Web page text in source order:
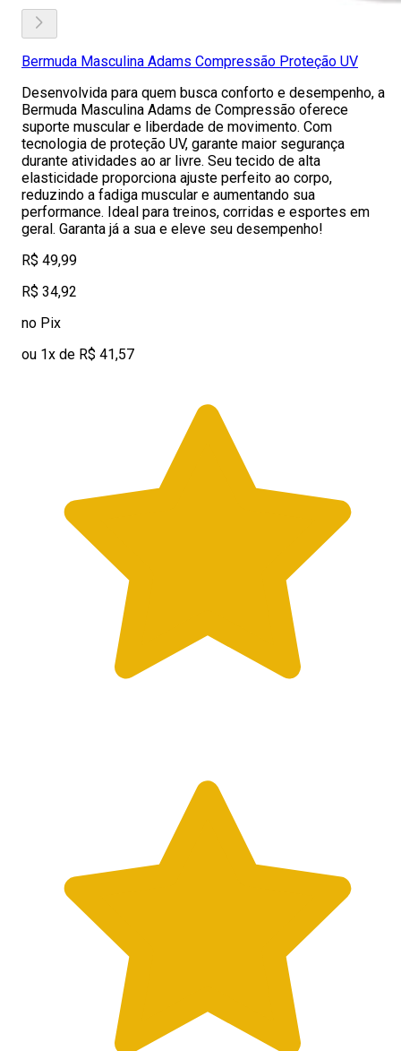
Bermuda Masculina Adams Compressão Proteção UV
Desenvolvida para quem busca conforto e desempenho, a
Bermuda Masculina Adams de Compressão oferece
suporte muscular e liberdade de movimento. Com
tecnologia de proteção UV, garante maior segurança
durante atividades ao ar livre. Seu tecido de alta
elasticidade proporciona ajuste perfeito ao corpo,
reduzindo a fadiga muscular e aumentando sua
performance. Ideal para treinos, corridas e esportes em
geral. Garanta já a sua e eleve seu desempenho!
R$ 49,99
R$ 34,92
no Pix
ou 1x de R$ 41,57